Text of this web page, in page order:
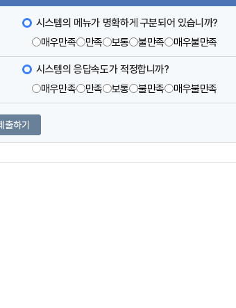
시스템의 메뉴가 명확하게 구분되어 있습니까?
매우만족
만족 보통 불만족 매우불만족
시스템의 응답속도가 적정합니까?
매우만족
만족 보통 불만족 매우불만족